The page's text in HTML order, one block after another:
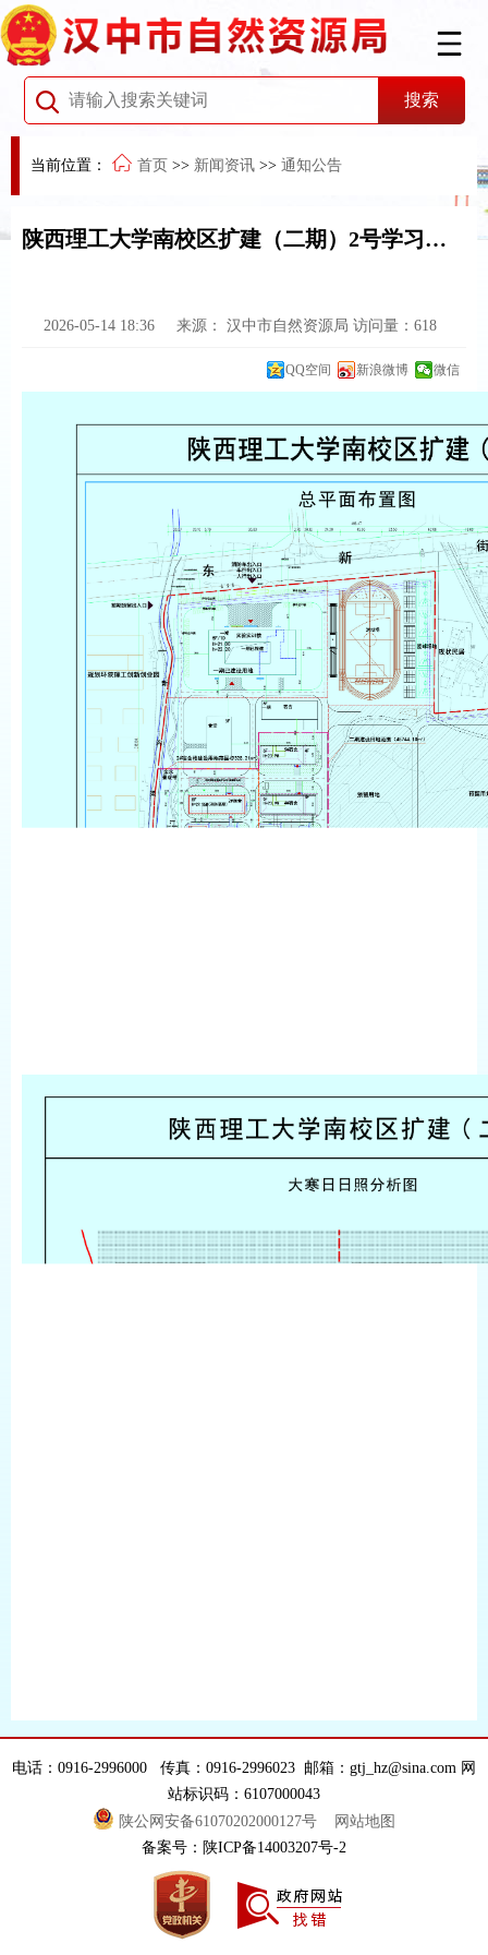
当前位置： 首页 >> 新闻资讯 >> 通知公告
陕西理工大学南校区扩建（二期）2号学习宿舍楼项目批前公示牌
2026-05-14 18:36 来源： 汉中市自然资源局 访问量： 618
QQ空间 新浪微博 微信
电话：0916-2996000 传真：0916-2996023 邮箱：gtj_hz@sina.com 网
站标识码：6107000043
陕公网安备61070202000127号
网站地图
备案号：陕ICP备14003207号-2